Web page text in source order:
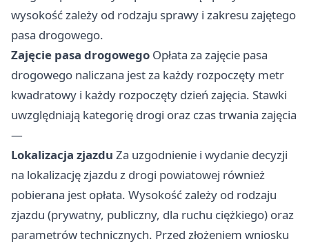
wysokość zależy od rodzaju sprawy i zakresu zajętego
pasa drogowego.
Zajęcie pasa drogowego Opłata za zajęcie pasa
drogowego naliczana jest za każdy rozpoczęty metr
kwadratowy i każdy rozpoczęty dzień zajęcia. Stawki
uwzględniają kategorię drogi oraz czas trwania zajęcia
—
Lokalizacja zjazdu Za uzgodnienie i wydanie decyzji
na lokalizację zjazdu z drogi powiatowej również
pobierana jest opłata. Wysokość zależy od rodzaju
zjazdu (prywatny, publiczny, dla ruchu ciężkiego) oraz
parametrów technicznych. Przed złożeniem wniosku